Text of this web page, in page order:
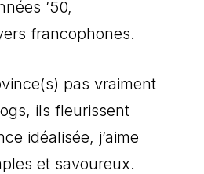
’50,
francophones.
pas vraiment
ils fleurissent
idéalisée, j’aime
et savoureux.